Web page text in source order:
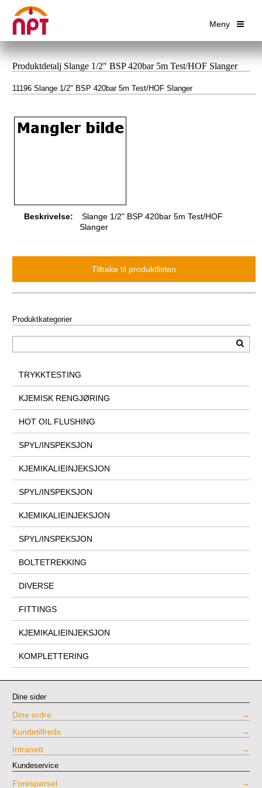
Meny
Produktdetalj Slange 1/2" BSP 420bar 5m Test/HOF Slanger
11196 Slange 1/2" BSP 420bar 5m Test/HOF Slanger
Beskrivelse:
Slange 1/2" BSP 420bar 5m Test/HOF
Slanger
Produktkategorier
TRYKKTESTING
KJEMISK RENGJØRING
HOT OIL FLUSHING
SPYL/INSPEKSJON
KJEMIKALIEINJEKSJON
SPYL/INSPEKSJON
KJEMIKALIEINJEKSJON
SPYL/INSPEKSJON
BOLTETREKKING
DIVERSE
FITTINGS
KJEMIKALIEINJEKSJON
KOMPLETTERING
Dine sider
Dine ordre
Kundetilfreds
Intranett
Kundeservice
Forespørsel